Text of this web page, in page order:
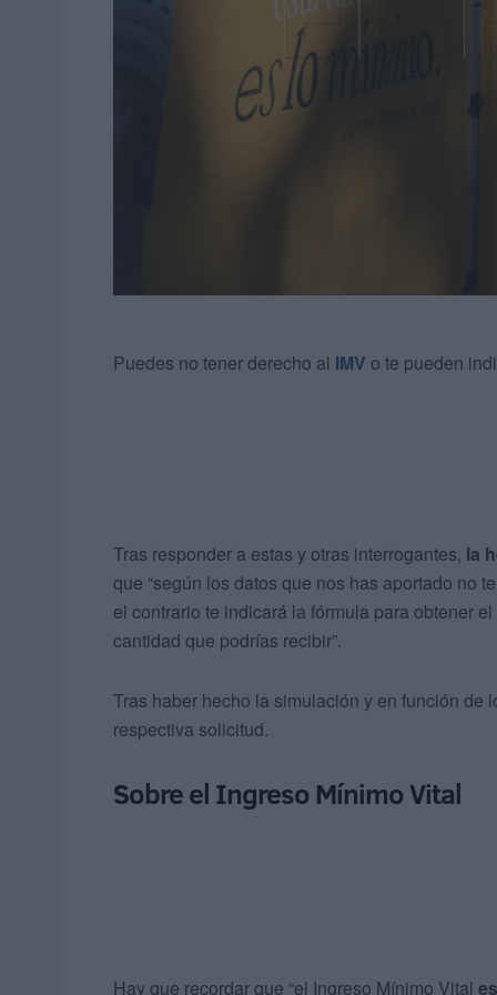
Puedes no tener derecho al IMV o te pueden
Tras responder a estas y otras interrogantes, la
que “según los datos que nos has aportado no
el contrario te indicará la fórmula para obtener
cantidad que podrías recibir”.
Tras haber hecho la simulación y en función
respectiva solicitud.
Sobre el Ingreso Mínimo Vital
Hay que recordar que “el Ingreso Mínimo Vital